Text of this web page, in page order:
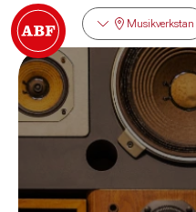
Musikverkstan